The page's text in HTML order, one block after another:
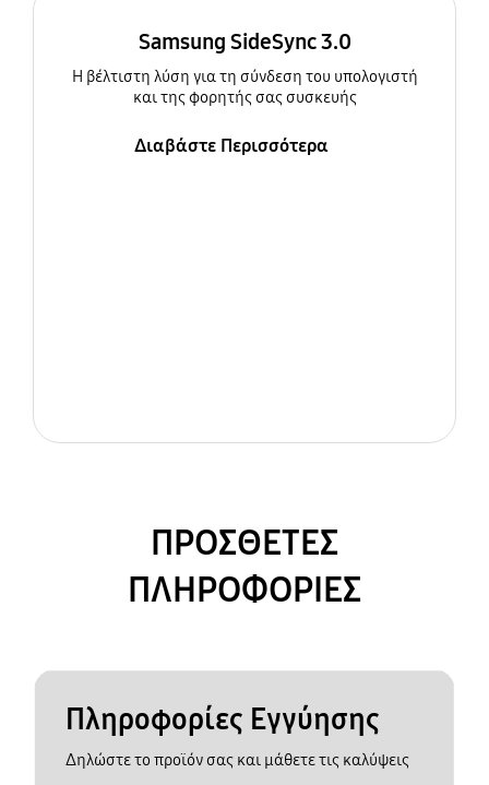
Samsung SideSync 3.0
Η βέλτιστη λύση για τη σύνδεση του υπολογιστή
και της φορητής σας συσκευής
Διαβάστε Περισσότερα
ΠΡΟΣΘΕΤΕΣ
ΠΛΗΡΟΦΟΡΙΕΣ
Πληροφορίες Εγγύησης
Δηλώστε το προϊόν σας και μάθετε τις καλύψεις